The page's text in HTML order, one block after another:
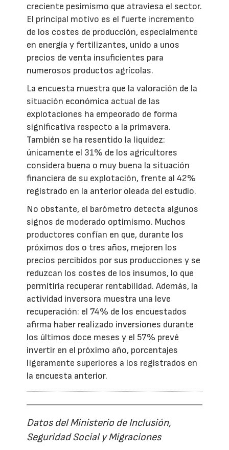
creciente pesimismo que atraviesa el sector.
El principal motivo es el fuerte incremento
de los costes de producción, especialmente
en energía y fertilizantes, unido a unos
precios de venta insuficientes para
numerosos productos agrícolas.
La encuesta muestra que la valoración de la
situación económica actual de las
explotaciones ha empeorado de forma
significativa respecto a la primavera.
También se ha resentido la liquidez:
únicamente el 31% de los agricultores
considera buena o muy buena la situación
financiera de su explotación, frente al 42%
registrado en la anterior oleada del estudio.
No obstante, el barómetro detecta algunos
signos de moderado optimismo. Muchos
productores confían en que, durante los
próximos dos o tres años, mejoren los
precios percibidos por sus producciones y se
reduzcan los costes de los insumos, lo que
permitiría recuperar rentabilidad. Además, la
actividad inversora muestra una leve
recuperación: el 74% de los encuestados
afirma haber realizado inversiones durante
los últimos doce meses y el 57% prevé
invertir en el próximo año, porcentajes
ligeramente superiores a los registrados en
la encuesta anterior.
Datos del Ministerio de Inclusión,
Seguridad Social y Migraciones